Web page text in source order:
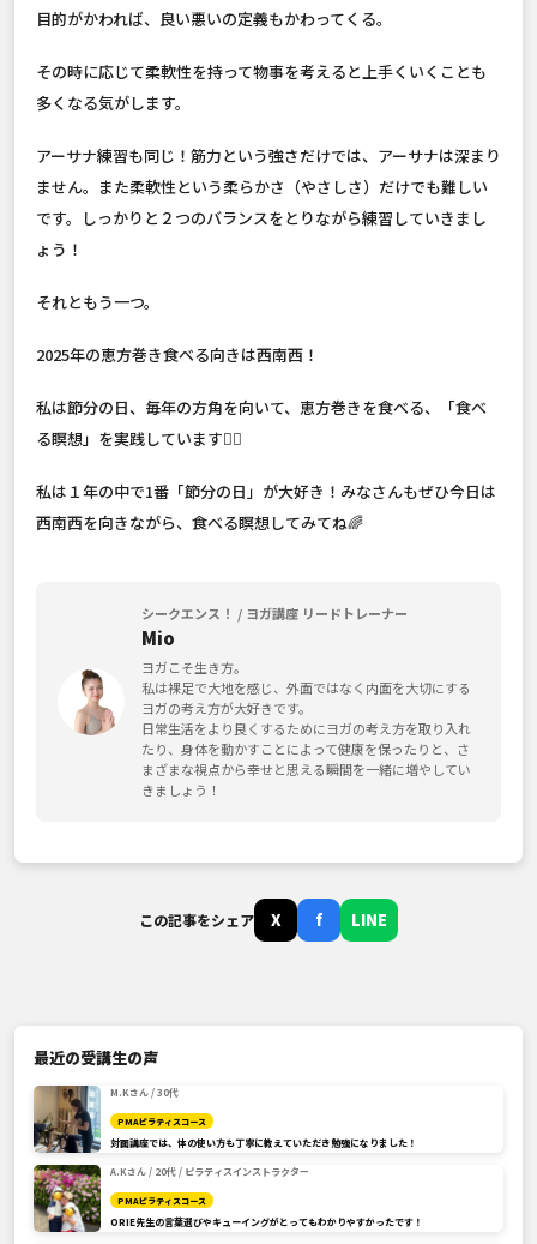
目的がかわれば、良い悪いの定義もかわってくる。
その時に応じて柔軟性を持って物事を考えると上手くいくことも
多くなる気がします。
アーサナ練習も同じ！筋力という強さだけでは、アーサナは深まり
ません。また柔軟性という柔らかさ（やさしさ）だけでも難しい
です。しっかりと２つのバランスをとりながら練習していきまし
ょう！
それともう一つ。
2025年の恵方巻き食べる向きは西南西！
私は節分の日、毎年の方角を向いて、恵方巻きを食べる、「食べ
る瞑想」を実践しています🧘‍♂️
私は１年の中で1番「節分の日」が大好き！みなさんもぜひ今日は
西南西を向きながら、食べる瞑想してみてね🌈
シークエンス！ / ヨガ講座 リードトレーナー
Mio
ヨガこそ生き方。
私は裸足で大地を感じ、外面ではなく内面を大切にする
ヨガの考え方が大好きです。
日常生活をより良くするためにヨガの考え方を取り入れ
たり、身体を動かすことによって健康を保ったりと、さ
まざまな視点から幸せと思える瞬間を一緒に増やしてい
きましょう！
この記事をシェア X f LINE
最近の受講生の声
M.Kさん / 30代
PMAピラティスコース
対面講座では、体の使い方も丁寧に教えていただき勉強になりました！
A.Kさん / 20代 / ピラティスインストラクター
PMAピラティスコース
ORIE先生の言葉選びやキューイングがとってもわかりやすかったです！